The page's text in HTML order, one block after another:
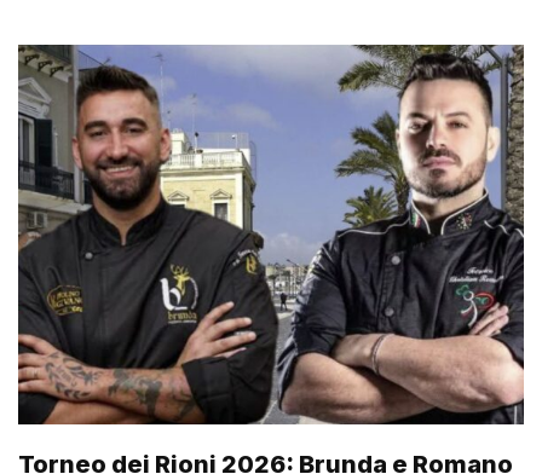
Torneo dei Rioni 2026: Brunda e Romano